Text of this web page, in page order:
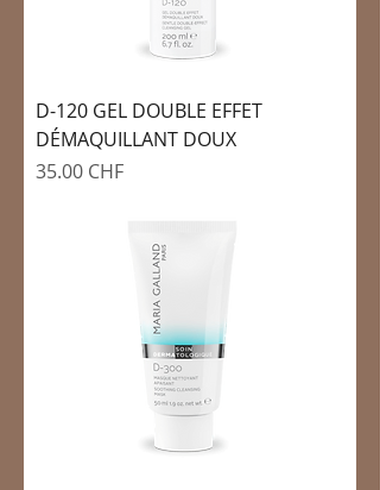
D-120 GEL DOUBLE EFFET
DÉMAQUILLANT DOUX
Prix
35.00 CHF